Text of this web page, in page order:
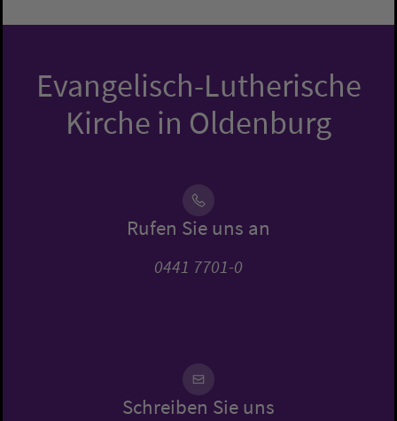
Evangelisch-Lutherische
Kirche in Oldenburg
Rufen Sie uns an
0441 7701-0
Schreiben Sie uns